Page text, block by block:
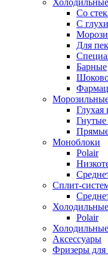
Со
С
Для
Барные
Гнутые
Прямые
Моноблоки
Polair
Сплит-
Polair
Аксессуары
Фризеры